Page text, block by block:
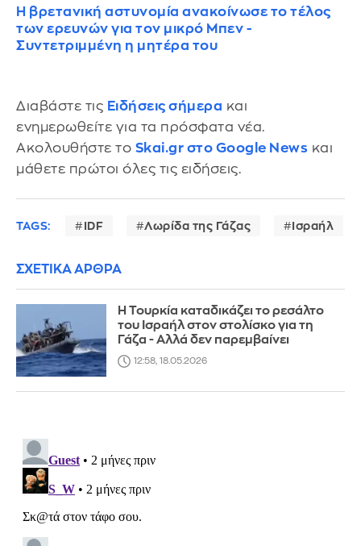
Η βρετανική αστυνομία ανακοίνωσε το τέλος
των ερευνών για τον μικρό Μπεν -
Συντετριμμένη η μητέρα του
Διαβάστε τις Ειδήσεις σήμερα και
ενημερωθείτε για τα πρόσφατα νέα.
Ακολουθήστε το Skai.gr στο Google News και
μάθετε πρώτοι όλες τις ειδήσεις.
TAGS: IDF Λωρίδα της Γάζας Ισραήλ
ΣΧΕΤΙΚΑ ΑΡΘΡΑ
Η Τουρκία καταδικάζει το ρεσάλτο
του Ισραήλ στον στολίσκο για τη
Γάζα - Αλλά δεν παρεμβαίνει
12:58, 18.05.2026